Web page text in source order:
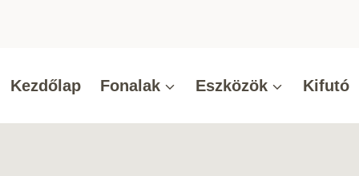
Kezdőlap Fonalak Eszközök Kifutó